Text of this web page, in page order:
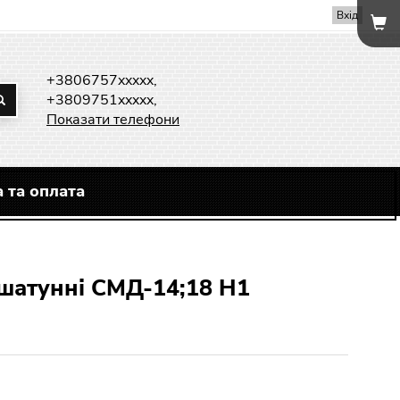
Вхід
+3806757xxxxx,
+3809751xxxxx,
Показати телефони
та оплата
СМД-14;18 Н1